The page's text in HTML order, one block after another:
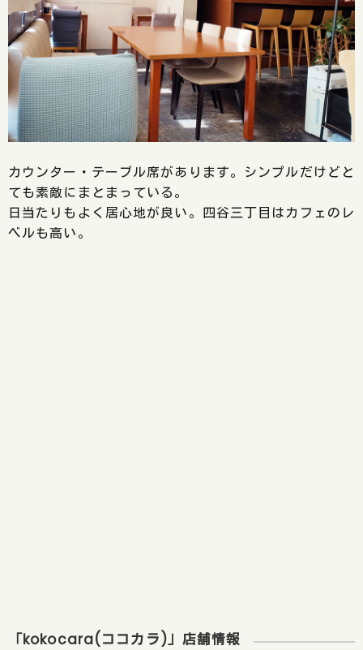
カウンター・テーブル席があります。シンプルだけどと
ても素敵にまとまっている。
日当たりもよく居心地が良い。四谷三丁目はカフェのレ
ベルも高い。
「kokocara(ココカラ)」店舗情報